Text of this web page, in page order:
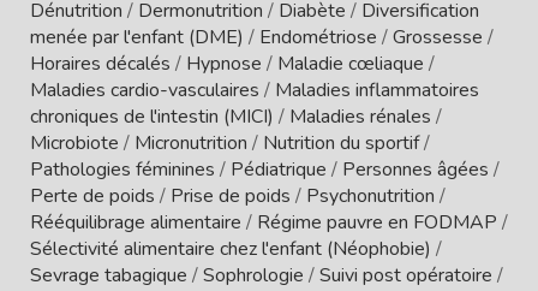
Dénutrition / Dermonutrition / Diabète / Diversification
menée par l'enfant (DME) / Endométriose /Grossesse /
Horaires décalés / Hypnose / Maladie cœliaque /
Maladies cardio-vasculaires / Maladies inflammatoires
chroniques de l'intestin (MICI) / Maladies rénales /
Microbiote / Micronutrition / Nutrition du sportif/
Pathologies féminines / Pédiatrique / Personnes âgées /
Perte de poids / Prise de poids / Psychonutrition /
Rééquilibrage alimentaire / Régime pauvre en FODMAP /
Sélectivité alimentaire chez l'enfant (Néophobie) /
Sevrage tabagique /Sophrologie /Suivi post opératoire /